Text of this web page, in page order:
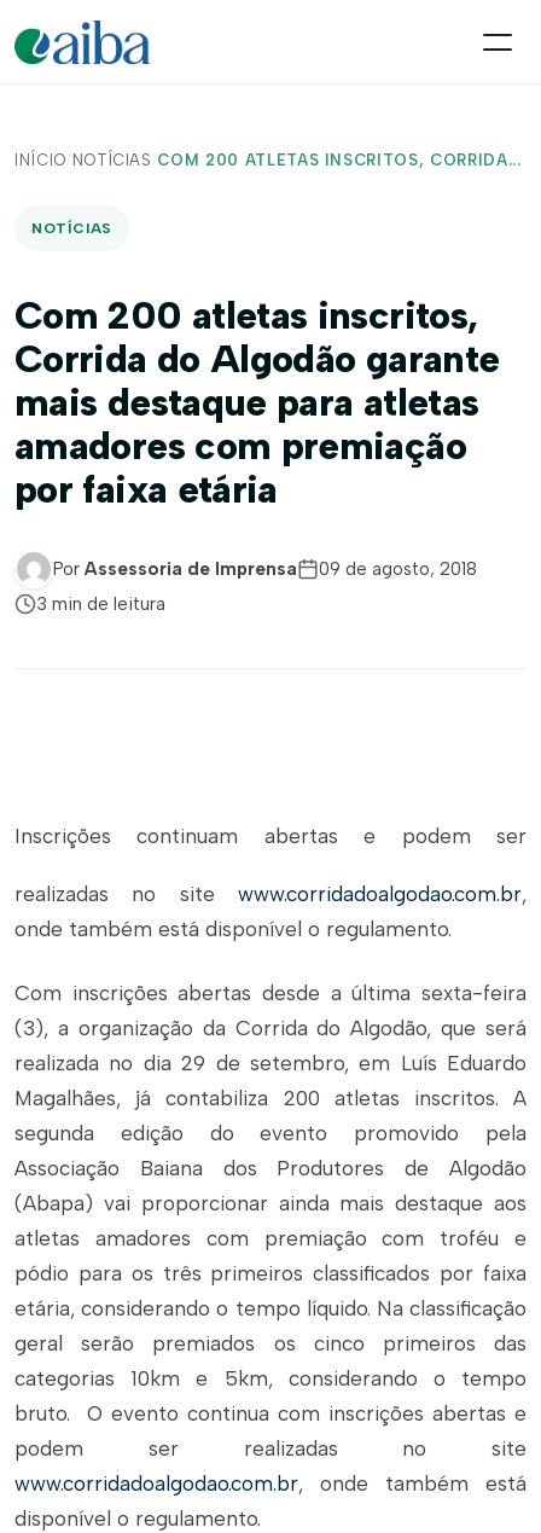
INÍCIO/ NOTÍCIAS /COM 200 ATLETAS INSCRITOS, CORRIDA...
NOTÍCIAS
Com 200 atletas inscritos,
Corrida do Algodão garante
mais destaque para atletas
amadores com premiação
por faixa etária
Por Assessoria de Imprensa
09 de agosto, 2018
3 min de leitura
Inscrições continuam abertas e podem ser
realizadas no site www.corridadoalgodao.com.br,
onde também está disponível o regulamento.
Com inscrições abertas desde a última sexta-feira
(3), a organização da Corrida do Algodão, que será
realizada no dia 29 de setembro, em Luís Eduardo
Magalhães, já contabiliza 200 atletas inscritos. A
segunda edição do evento promovido pela
Associação Baiana dos Produtores de Algodão
(Abapa) vai proporcionar ainda mais destaque aos
atletas amadores com premiação com troféu e
pódio para os três primeiros classificados por faixa
etária, considerando o tempo líquido. Na classificação
geral serão premiados os cinco primeiros das
categorias 10km e 5km, considerando o tempo
bruto. O evento continua com inscrições abertas e
podem ser realizadas no site
www.corridadoalgodao.com.br, onde também está
disponível o regulamento.